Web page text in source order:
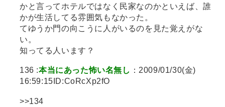
かと言ってホテルではなく民家なのかといえば、誰
かが生活してる雰囲気もなかった。
てゆうか門の向こうに人がいるのを見た覚えがな
い。
知ってる人います？
136 :本当にあった怖い名無し ：2009/01/30(金)
16:59:15ID:CoRcXp2fO
>>134